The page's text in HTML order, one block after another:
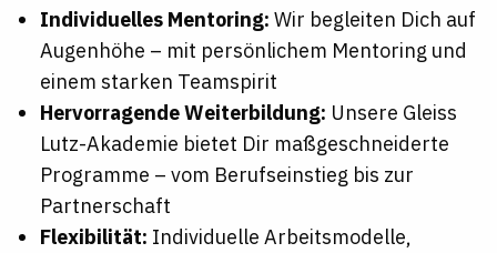
Individuelles Mentoring: Wir begleiten Dich auf
Augenhöhe – mit persönlichem Mentoring und
einem starken Teamspirit
Hervorragende Weiterbildung: Unsere Gleiss
Lutz-Akademie bietet Dir maßgeschneiderte
Programme – vom Berufseinstieg bis zur
Partnerschaft
Flexibilität: Individuelle Arbeitsmodelle,